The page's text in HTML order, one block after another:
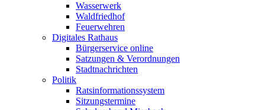
Wasserwerk
Waldfriedhof
Feuerwehren
Digitales Rathaus
Bürgerservice online
Satzungen & Verordnungen
Stadtnachrichten
Politik
Ratsinformationssystem
Sitzungstermine